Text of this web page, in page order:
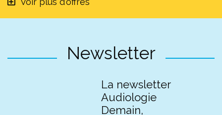
Newsletter
La newsletter
Audiologie
Demain,